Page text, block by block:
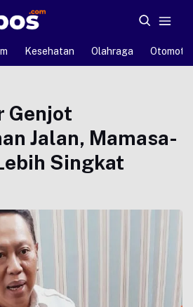
Kesehatan Olahraga Otomotif
Genjot
Jalan, Mamasa-
Singkat